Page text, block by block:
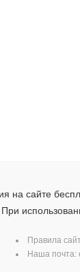
на сайте
При
Правила
Наша почта: